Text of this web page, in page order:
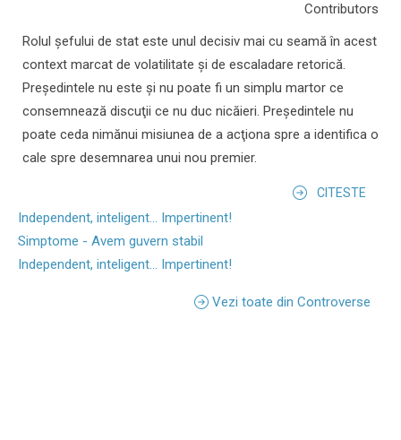
Contributors
Rolul şefului de stat este unul decisiv mai cu seamă în acest
context marcat de volatilitate şi de escaladare retorică.
Preşedintele nu este şi nu poate fi un simplu martor ce
consemnează discuţii ce nu duc nicăieri. Preşedintele nu
poate ceda nimănui misiunea de a acţiona spre a identifica o
cale spre desemnarea unui nou premier.
CITESTE
Independent, inteligent... Impertinent!
Simptome - Avem guvern stabil
Independent, inteligent... Impertinent!
Vezi toate din Controverse